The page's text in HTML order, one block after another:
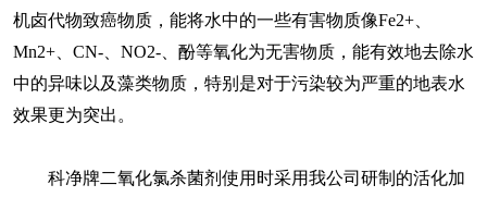
机卤代物致癌物质，能将水中的一些有害物质像Fe2+、
Mn2+、CN-、NO2-、酚等氧化为无害物质，能有效地去除水
中的异味以及藻类物质，特别是对于污染较为严重的地表水
效果更为突出。
科净牌二氧化氯杀菌剂使用时采用我公司研制的活化加